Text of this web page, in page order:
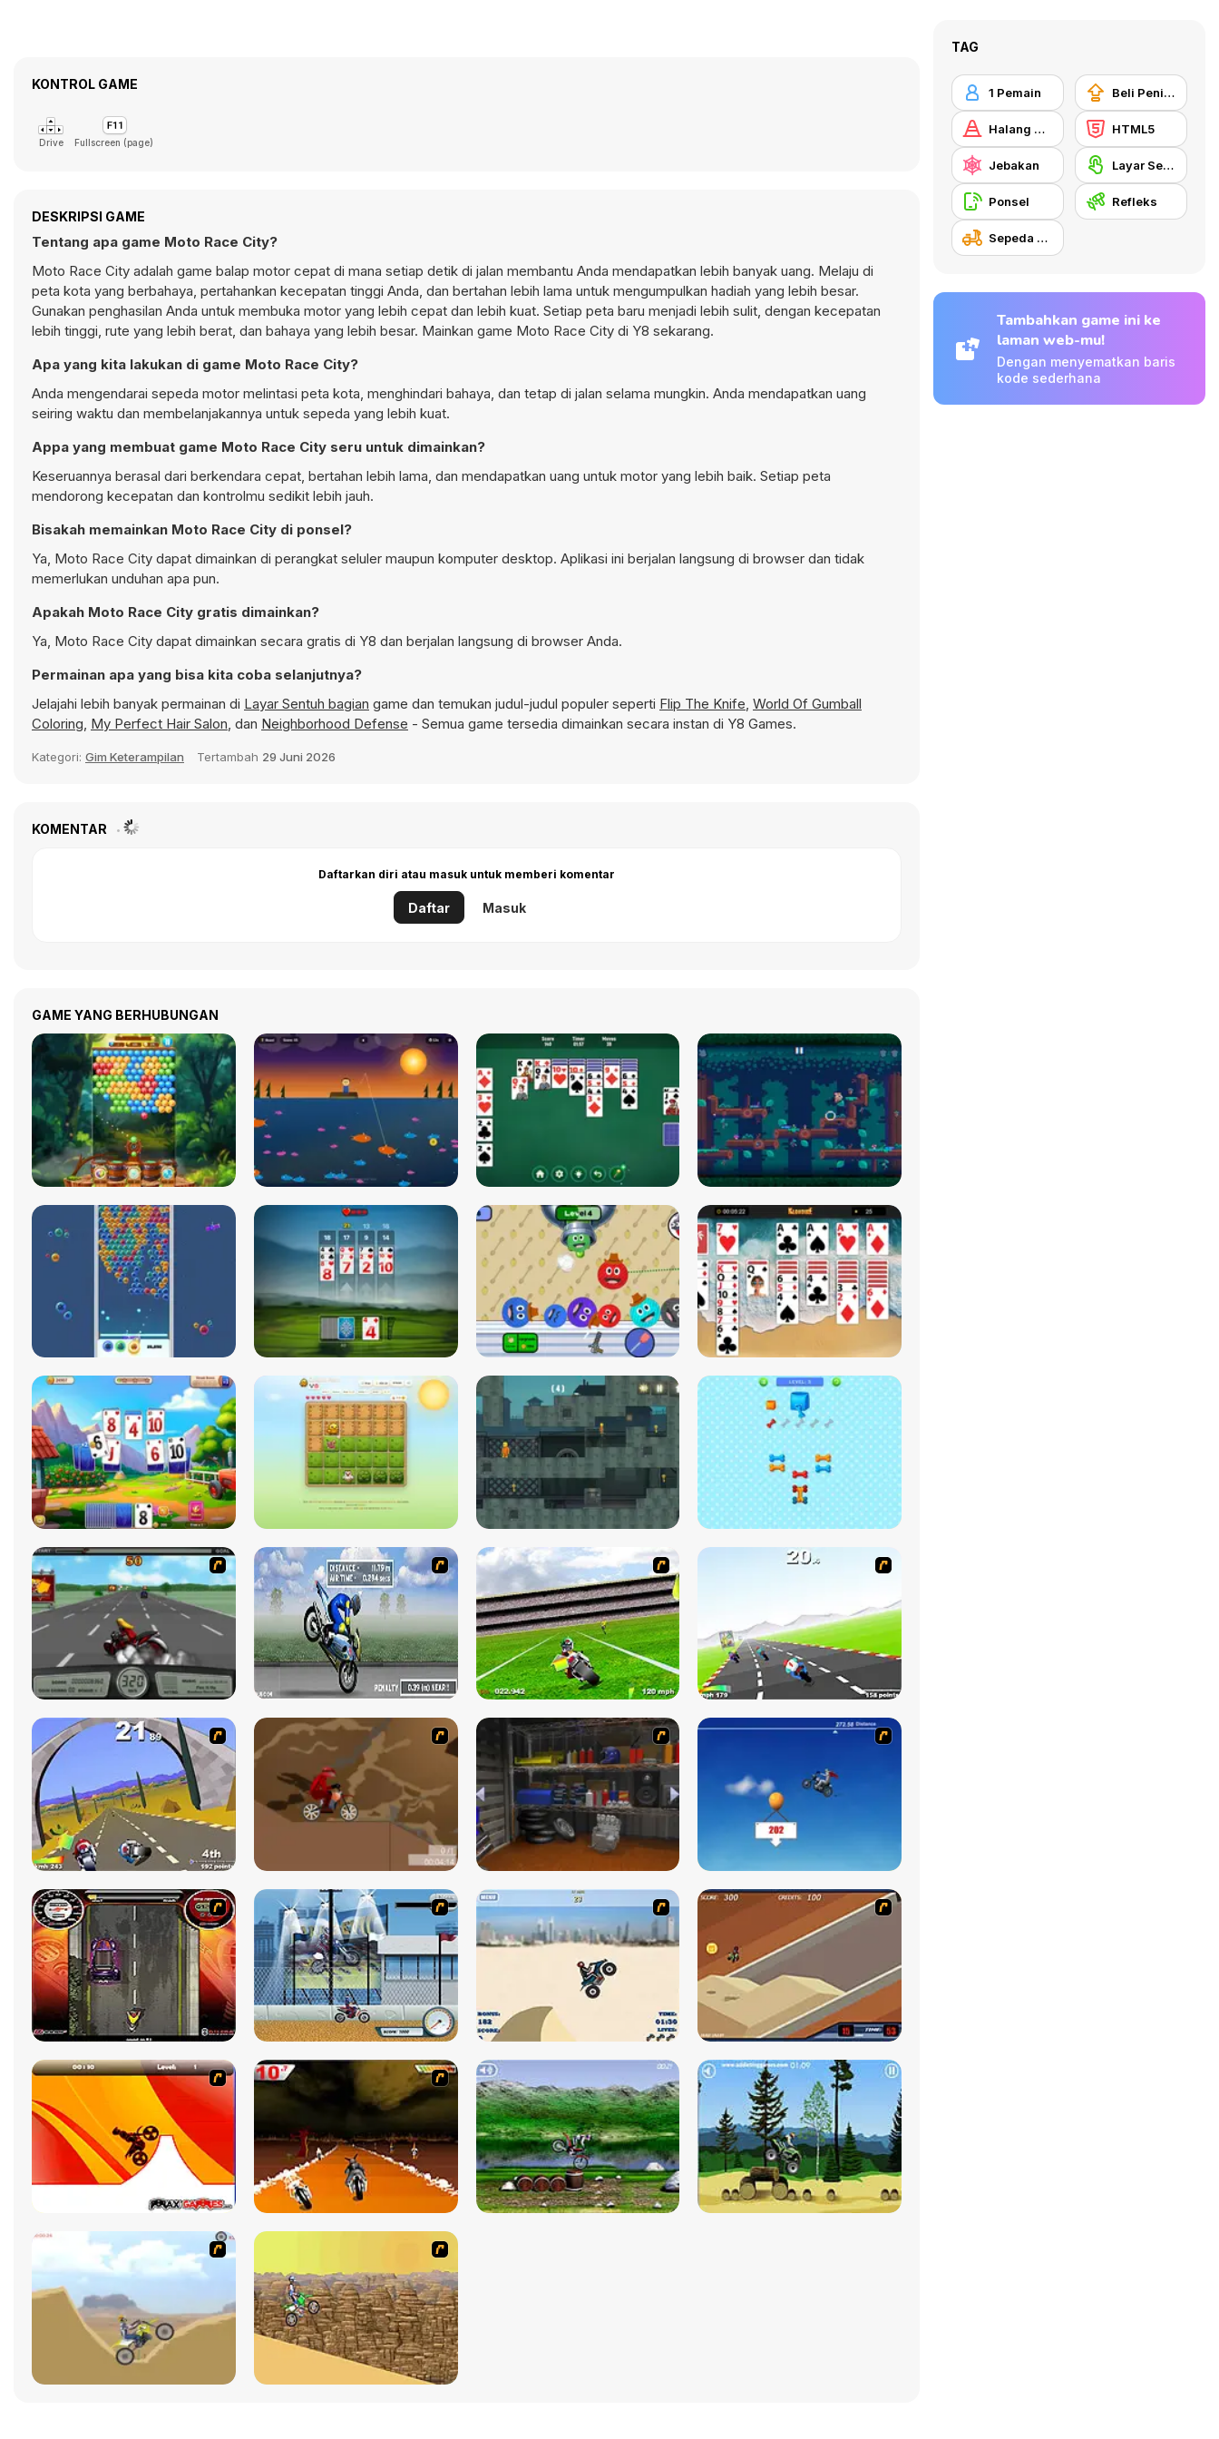
KONTROL GAME
Drive Fullscreen (page)
DESKRIPSI GAME
Tentang apa game Moto Race City?
Moto Race City adalah game balap motor cepat di mana setiap detik di jalan membantu Anda mendapatkan lebih banyak uang. Melaju di
peta kota yang berbahaya, pertahankan kecepatan tinggi Anda, dan bertahan lebih lama untuk mengumpulkan hadiah yang lebih besar.
Gunakan penghasilan Anda untuk membuka motor yang lebih cepat dan lebih kuat. Setiap peta baru menjadi lebih sulit, dengan kecepatan
lebih tinggi, rute yang lebih berat, dan bahaya yang lebih besar. Mainkan game Moto Race City di Y8 sekarang.
Apa yang kita lakukan di game Moto Race City?
Anda mengendarai sepeda motor melintasi peta kota, menghindari bahaya, dan tetap di jalan selama mungkin. Anda mendapatkan uang
seiring waktu dan membelanjakannya untuk sepeda yang lebih kuat.
Appa yang membuat game Moto Race City seru untuk dimainkan?
Keseruannya berasal dari berkendara cepat, bertahan lebih lama, dan mendapatkan uang untuk motor yang lebih baik. Setiap peta
mendorong kecepatan dan kontrolmu sedikit lebih jauh.
Bisakah memainkan Moto Race City di ponsel?
Ya, Moto Race City dapat dimainkan di perangkat seluler maupun komputer desktop. Aplikasi ini berjalan langsung di browser dan tidak
memerlukan unduhan apa pun.
Apakah Moto Race City gratis dimainkan?
Ya, Moto Race City dapat dimainkan secara gratis di Y8 dan berjalan langsung di browser Anda.
Permainan apa yang bisa kita coba selanjutnya?
Jelajahi lebih banyak permainan di Layar Sentuh bagian game dan temukan judul-judul populer seperti Flip The Knife, World Of Gumball
Coloring, My Perfect Hair Salon, dan Neighborhood Defense - Semua game tersedia dimainkan secara instan di Y8 Games.
Kategori: Gim Keterampilan Tertambah 29 Juni 2026
KOMENTAR
Daftarkan diri atau masuk untuk memberi komentar
Daftar Masuk
GAME YANG BERHUBUNGAN
TAG
1 Pemain Beli Peningkat Peralatan
Halang Rintang HTML5
Jebakan Layar Sentuh
Ponsel Refleks
Sepeda Motor
Tambahkan game ini ke
laman web-mu!
Dengan menyematkan baris
kode sederhana